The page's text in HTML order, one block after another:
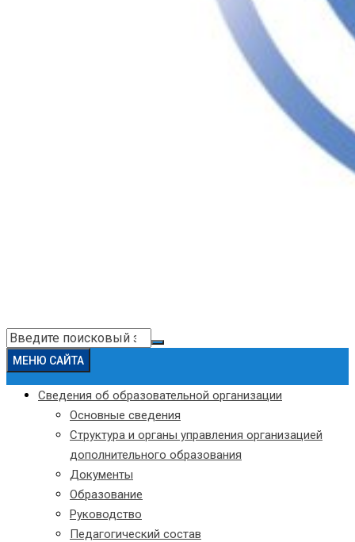
Искать:
МЕНЮ САЙТА
Сведения об образовательной организации
Основные сведения
Структура и органы управления организацией
дополнительного образования
Документы
Образование
Руководство
Педагогический состав